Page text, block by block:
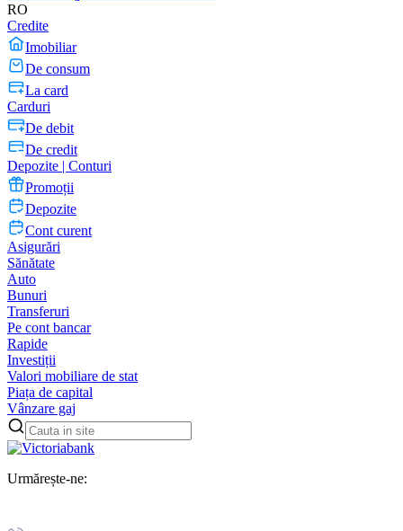
RO
Credite
Imobiliar
De consum
La card
Carduri
De debit
De credit
Depozite | Conturi
Promoții
Depozite
Cont curent
Asigurări
Sănătate
Auto
Bunuri
Transferuri
Pe cont bancar
Rapide
Investiții
Valori mobiliare de stat
Piața de capital
Vânzare gaj
Urmărește-ne: